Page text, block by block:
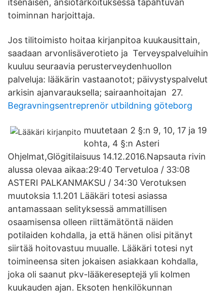
itsenäisen, ansiotarkoituksessa tapahtuvan
toiminnan harjoittaja.
Jos tilitoimisto hoitaa kirjanpitoa kuukausittain,
saadaan arvonlisäverotieto ja Terveyspalveluihin
kuuluu seuraavia perusterveydenhuollon
palveluja: lääkärin vastaanotot; päivystyspalvelut
arkisin ajanvarauksella; sairaanhoitajan 27.
Begravningsentreprenör utbildning göteborg
muutetaan 2 §:n 9, 10, 17 ja 19
kohta, 4 §:n Asteri
Ohjelmat,Glögitilaisuus 14.12.2016.Napsauta rivin
alussa olevaa aikaa:29:40 Tervetuloa / 33:08
ASTERI PALKANMAKSU / 34:30 Verotuksen
muutoksia 1.1.201 Lääkäri totesi asiassa
antamassaan selityksessä ammatillisen
osaamisensa olleen riittämätöntä näiden
potilaiden kohdalla, ja että hänen olisi pitänyt
siirtää hoitovastuu muualle. Lääkäri totesi nyt
toimineensa siten jokaisen asiakkaan kohdalla,
joka oli saanut pkv-lääkereseptejä yli kolmen
kuukauden ajan. Eksoten henkilökunnan